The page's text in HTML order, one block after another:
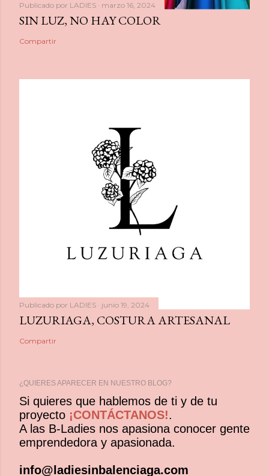
Publicado por LADIES marzo 16, 2024
SIN LUZ, NO HAY COLOR
Compartir
Publicado por LADIES junio 19, 2024
LUZURIAGA, COSTURA ARTESANAL
Compartir
¿QUIERES APARECER EN NUESTRO BLOG?
Si quieres que hablemos de ti y de tu
proyecto ¡CONTÁCTANOS!.
A las B-Ladies nos apasiona conocer gente
emprendedora y apasionada.
info@ladiesinbalenciaga.com